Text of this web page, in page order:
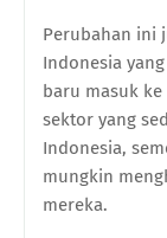
Perubahan ini
Indonesia
baru masuk
sektor yang
Indonesia,
mungkin
mereka.